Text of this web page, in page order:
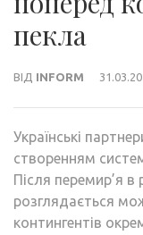
пекла
ВІД INFORM
Українські
створенням
Після перемир’я в
розглядається
контингентів